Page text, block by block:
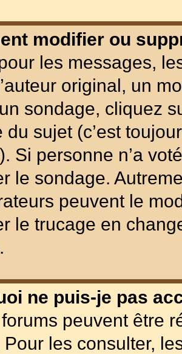
modifier ou
les messages,
original, un
sondage, cliquez
du sujet (c’est
Si personne n’a
le sondage.
peuvent le
le trucage en
ne puis-je pas
peuvent être
les consulter,